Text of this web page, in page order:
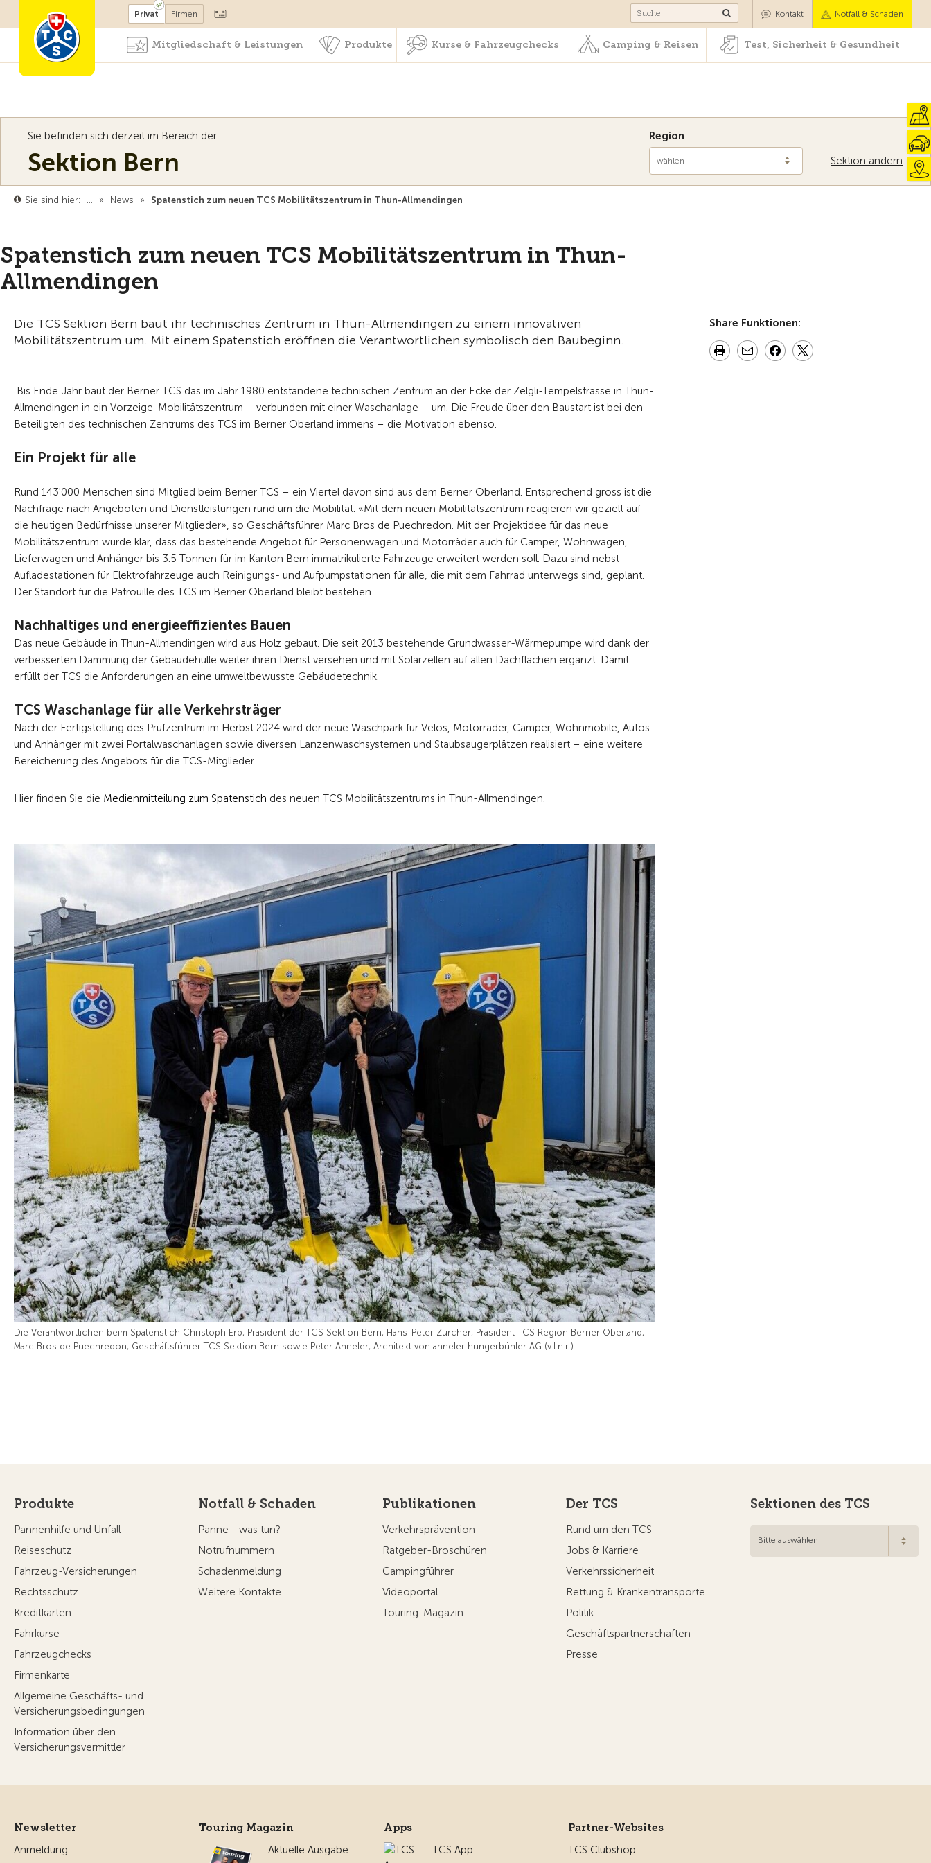
Mitglied werden Camping & Reisen Test, Sicherheit & Gesundheit
Privat Firmen Kontakt Notfall & Schaden
Mitgliedschaft & Leistungen Produkte Kurse & Fahrzeugchecks Camping & Reisen Test, Sicherheit & Gesundheit
Sie befinden sich derzeit im Bereich der
Sektion Bern Sektion ändern
Region
wählen
Sie sind hier: … » News » Spatenstich zum neuen TCS Mobilitätszentrum in Thun-Allmendingen
Spatenstich zum neuen TCS Mobilitätszentrum in Thun-
Allmendingen
Die TCS Sektion Bern baut ihr technisches Zentrum in Thun-Allmendingen zu einem innovativen
Mobilitätszentrum um. Mit einem Spatenstich eröffnen die Verantwortlichen symbolisch den Baubeginn.
Bis Ende Jahr baut der Berner TCS das im Jahr 1980 entstandene technischen Zentrum an der Ecke der Zelgli-Tempelstrasse in Thun-
Allmendingen in ein Vorzeige-Mobilitätszentrum – verbunden mit einer Waschanlage – um. Die Freude über den Baustart ist bei den
Beteiligten des technischen Zentrums des TCS im Berner Oberland immens – die Motivation ebenso.
Ein Projekt für alle
Rund 143'000 Menschen sind Mitglied beim Berner TCS – ein Viertel davon sind aus dem Berner Oberland. Entsprechend gross ist die
Nachfrage nach Angeboten und Dienstleistungen rund um die Mobilität. «Mit dem neuen Mobilitätszentrum reagieren wir gezielt auf
die heutigen Bedürfnisse unserer Mitglieder», so Geschäftsführer Marc Bros de Puechredon. Mit der Projektidee für das neue
Mobilitätszentrum wurde klar, dass das bestehende Angebot für Personenwagen und Motorräder auch für Camper, Wohnwagen,
Lieferwagen und Anhänger bis 3.5 Tonnen für im Kanton Bern immatrikulierte Fahrzeuge erweitert werden soll. Dazu sind nebst
Aufladestationen für Elektrofahrzeuge auch Reinigungs- und Aufpumpstationen für alle, die mit dem Fahrrad unterwegs sind, geplant.
Der Standort für die Patrouille des TCS im Berner Oberland bleibt bestehen.
Nachhaltiges und energieeffizientes Bauen
Das neue Gebäude in Thun-Allmendingen wird aus Holz gebaut. Die seit 2013 bestehende Grundwasser-Wärmepumpe wird dank der
verbesserten Dämmung der Gebäudehülle weiter ihren Dienst versehen und mit Solarzellen auf allen Dachflächen ergänzt. Damit
erfüllt der TCS die Anforderungen an eine umweltbewusste Gebäudetechnik.
TCS Waschanlage für alle Verkehrsträger
Nach der Fertigstellung des Prüfzentrum im Herbst 2024 wird der neue Waschpark für Velos, Motorräder, Camper, Wohnmobile, Autos
und Anhänger mit zwei Portalwaschanlagen sowie diversen Lanzenwaschsystemen und Staubsaugerplätzen realisiert – eine weitere
Bereicherung des Angebots für die TCS-Mitglieder.
Hier finden Sie die Medienmitteilung zum Spatenstich des neuen TCS Mobilitätszentrums in Thun-Allmendingen.
Die Verantwortlichen beim Spatenstich Christoph Erb, Präsident der TCS Sektion Bern, Hans-Peter Zürcher, Präsident TCS Region Berner Oberland,
Marc Bros de Puechredon, Geschäftsführer TCS Sektion Bern sowie Peter Anneler, Architekt von anneler hungerbühler AG (v.l.n.r.).
Share Funktionen:
Produkte
Pannenhilfe und Unfall
Reiseschutz
Fahrzeug-Versicherungen
Rechtsschutz
Kreditkarten
Fahrkurse
Fahrzeugchecks
Firmenkarte
Allgemeine Geschäfts- und
Versicherungsbedingungen
Information über den
Versicherungsvermittler
Notfall & Schaden
Panne - was tun?
Notrufnummern
Schadenmeldung
Weitere Kontakte
Publikationen
Verkehrsprävention
Ratgeber-Broschüren
Campingführer
Videoportal
Touring-Magazin
Der TCS
Rund um den TCS
Jobs & Karriere
Verkehrssicherheit
Rettung & Krankentransporte
Politik
Geschäftspartnerschaften
Presse
Sektionen des TCS
Bitte auswählen
Newsletter
Anmeldung
Touring Magazin
Aktuelle Ausgabe
Apps
TCS App
Partner-Websites
TCS Clubshop